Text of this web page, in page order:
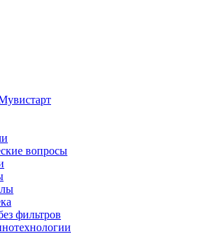
вопросы
фильтров